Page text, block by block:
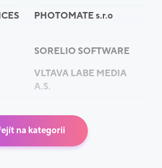
PHOTOMATE s.r.o
SORELIO SOFTWARE
VLTAVA LABE MEDIA
A.S.
na kategorii